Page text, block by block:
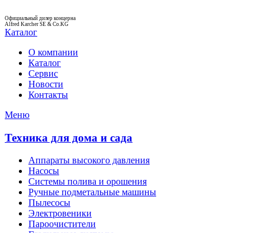
Официальный дилер концерна
Alfred Karcher SE & Co.KG
Каталог
О компании
Каталог
Сервис
Новости
Контакты
Меню
Техника для дома и сада
Аппараты высокого давления
Насосы
Системы полива и орошения
Ручные подметальные машины
Пылесосы
Электровеники
Пароочистители